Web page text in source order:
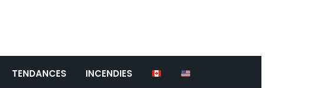
TENDANCES INCENDIES